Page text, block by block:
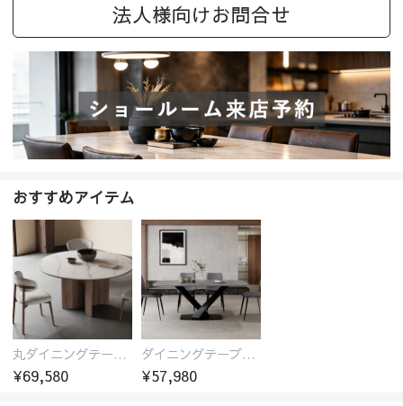
法人様向けお問合せ
おすすめアイテム
丸ダイニングテーブル セラミック天板 耐熱 キズに強い 丸型 北欧 無垢材 円卓 円型
¥69,580
ダイニングテーブル おしゃれ セラミック天板 大理石柄 食卓 4人用 4人 6人 140cm 160cm 180cm 耐久性 耐熱 食事テーブル
¥57,980